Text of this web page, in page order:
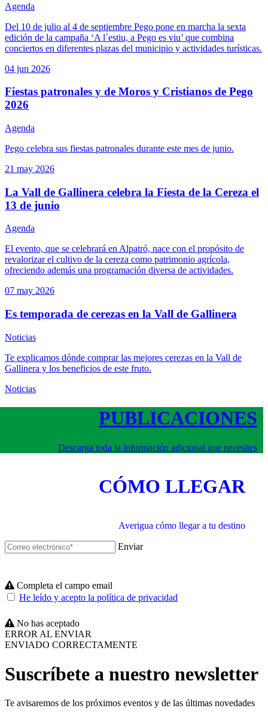
Agenda
Del 10 de julio al 4 de septiembre Pego pone en marcha la sexta
edición de la campaña ‘A l´estiu, a Pego es viu’ que combina
conciertos en diferentes plazas del municipio y actividades turísticas.
04 jun 2026
Fiestas patronales y de Moros y Cristianos de Pego
2026
Agenda
Pego celebra sus fiestas patronales durante este mes de junio.
21 may 2026
La Vall de Gallinera celebra la Fiesta de la Cereza el
13 de junio
Agenda
El evento, que se celebrará en Alpatró, nace con el propósito de
revalorizar el cultivo de la cereza como patrimonio agrícola,
ofreciendo además una programación diversa de actividades.
07 may 2026
Es temporada de cerezas en la Vall de Gallinera
Noticias
Te explicamos dónde comprar las mejores cerezas en la Vall de
Gallinera y los beneficios de este fruto.
Noticias
PUBLICACIONES
Descarga toda la información adicional que necesites
CÓMO LLEGAR
Averigua cómo llegar a tu destino
Enviar
Completa el campo email
He leído y acepto la política de privacidad
No has aceptado
ERROR AL ENVIAR
ENVIADO CORRECTAMENTE
Suscríbete a nuestro newsletter
Te avisaremos de los próximos eventos y de las últimas novedades